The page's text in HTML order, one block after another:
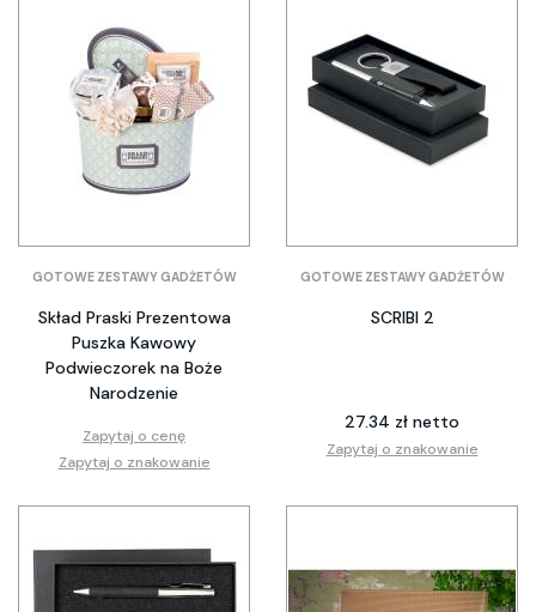
GOTOWE ZESTAWY GADŻETÓW
Skład Praski Prezentowa
Puszka Kawowy
Podwieczorek na Boże
Narodzenie
Zapytaj o cenę
Zapytaj o znakowanie
GOTOWE ZESTAWY GADŻETÓW
SCRIBI 2
27.34 zł netto
Zapytaj o znakowanie